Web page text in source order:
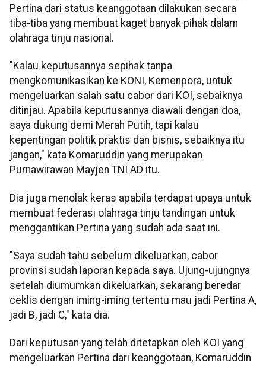
Pertina dari status keanggotaan dilakukan secara
tiba-tiba yang membuat kaget banyak pihak dalam
olahraga tinju nasional.
"Kalau keputusannya sepihak tanpa
mengkomunikasikan ke KONI, Kemenpora, untuk
mengeluarkan salah satu cabor dari KOI, sebaiknya
ditinjau. Apabila keputusannya diawali dengan doa,
saya dukung demi Merah Putih, tapi kalau
kepentingan politik praktis dan bisnis, sebaiknya itu
jangan," kata Komaruddin yang merupakan
Purnawirawan Mayjen TNI AD itu.
Dia juga menolak keras apabila terdapat upaya untuk
membuat federasi olahraga tinju tandingan untuk
menggantikan Pertina yang sudah ada saat ini.
"Saya sudah tahu sebelum dikeluarkan, cabor
provinsi sudah laporan kepada saya. Ujung-ujungnya
setelah diumumkan dikeluarkan, sekarang beredar
ceklis dengan iming-iming tertentu mau jadi Pertina A,
jadi B, jadi C," kata dia.
Dari keputusan yang telah ditetapkan oleh KOI yang
mengeluarkan Pertina dari keanggotaan, Komaruddin